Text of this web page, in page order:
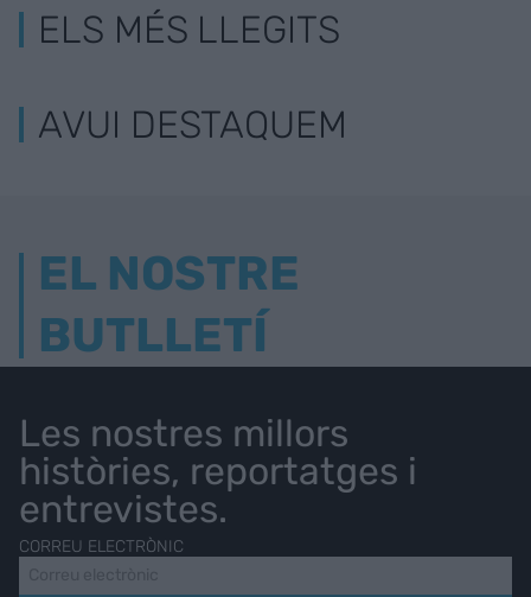
ELS MÉS LLEGITS
AVUI DESTAQUEM
EL NOSTRE
BUTLLETÍ
Les nostres millors
històries, reportatges i
entrevistes.
CORREU ELECTRÒNIC